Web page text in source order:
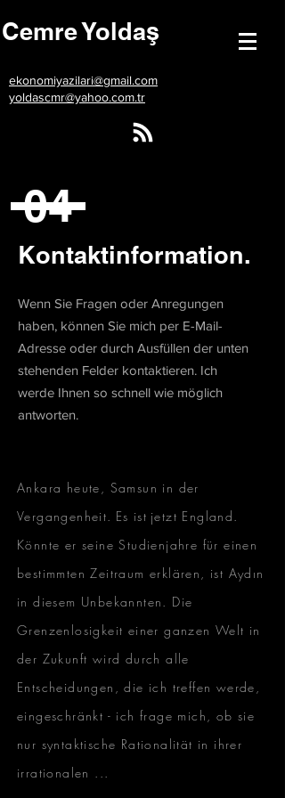
Cemre Yoldaş
ekonomiyazilari@gmail.com
yoldascmr@yahoo.com.tr
04
Ankara heute, Samsun in der
Vergangenheit. Es ist jetzt England.
Könnte er seine Studienjahre für einen
bestimmten Zeitraum erklären, ist Aydın
in diesem Unbekannten. Die
Grenzenlosigkeit einer ganzen Welt in
der Zukunft wird durch alle
Entscheidungen, die ich treffen werde,
eingeschränkt - ich frage mich, ob sie
nur syntaktische Rationalität in ihrer
irrationalen ...
Kontaktinformation.
Wenn Sie Fragen oder Anregungen
haben, können Sie mich per E-Mail-
Adresse oder durch Ausfüllen der unten
stehenden Felder kontaktieren. Ich
werde Ihnen so schnell wie möglich
antworten.